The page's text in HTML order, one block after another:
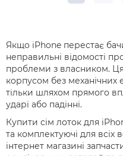
Якщо iPhone перестає
неправильні відомості
проблеми з власником.
корпусом без механічних
тільки шляхом прямого
ударі або падінні.
Купити сім лоток для
та комплектуючі для
інтернет магазині